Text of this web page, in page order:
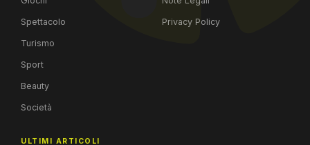
Spettacolo
Turismo
Sport
Beauty
Società
Privacy Policy
ULTIMI ARTICOLI